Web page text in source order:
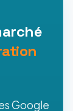
Google